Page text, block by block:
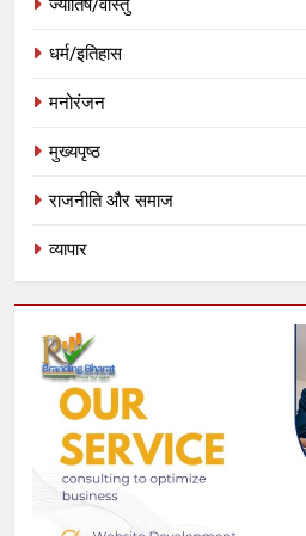
ज्योतिष/वास्तु
धर्म/इतिहास
मनोरंजन
मुख्यपृष्ठ
राजनीति और समाज
व्यापार